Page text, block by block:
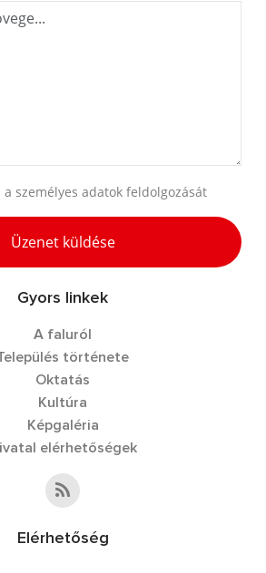
a személyes adatok feldolgozását
Üzenet küldése
Gyors linkek
A faluról
története
Oktatás
Kultúra
Képgaléria
elérhetőségek
Elérhetőség